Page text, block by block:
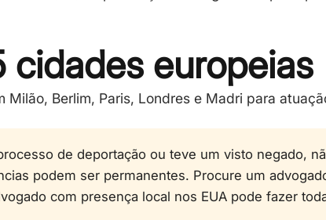
cidades europeias
Milão, Berlim, Paris, Londres e Madri para
de deportação ou teve um visto negado,
podem ser permanentes. Procure um
com presença local nos EUA pode fazer